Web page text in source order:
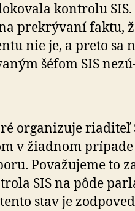
kon­tro­lu SIS.
pre­krý­vaní faktu,
nie je, a preto sa
šéfom SIS
organizuje riaditeľ
v žiad­nom prí­pade
Po­va­žu­je­me to
SIS na pôde
stav je